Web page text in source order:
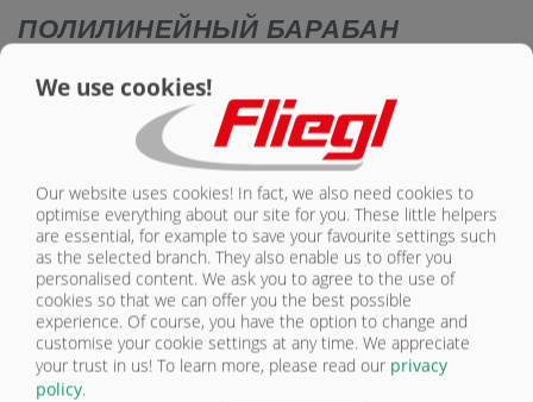
ПОЛИЛИНЕЙНЫЙ БАРАБАН
ДО 11 000 Л
В нашей одноосной серии POLY LINE мы предлагаем на выбор
следующие размеры барабанов:
- HFW 6000 - HFW 9000 - HFW 11000
КОНФИГУРАТОР ПРОДУКТОВ
We use cookies!
Our website uses cookies! In fact, we also need cookies to
optimise everything about our site for you. These little helpers
are essential, for example to save your favourite settings such
as the selected branch. They also enable us to offer you
personalised content. We ask you to agree to the use of
cookies so that we can offer you the best possible
experience. Of course, you have the option to change and
customise your cookie settings at any time. We appreciate
your trust in us! To learn more, please read our privacy
policy.